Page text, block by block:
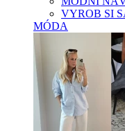
VYROB SI
MÓDA